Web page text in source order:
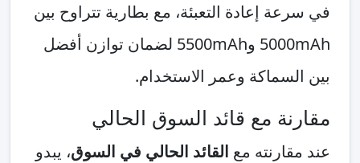
في سرعة إعادة التعبئة، مع بطارية تتراوح بين
5000mAh و5500mAh لضمان توازن أفضل
بين السماكة وعمر الاستخدام.
مقارنة مع قائد السوق الحالي
عند مقارنته مع القائد الحالي في السوق، يبدو